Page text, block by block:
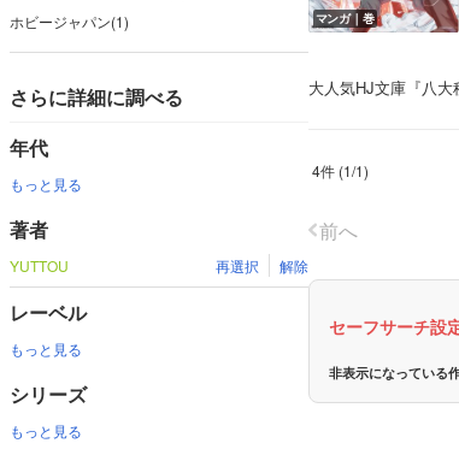
ホビージャパン(1)
さらに詳細に調べる
年代
もっと見る
著者
YUTTOU 再選択 解除
レーベル
もっと見る
シリーズ
もっと見る
マンガ｜巻
大人気HJ文庫『八
4件 (1/1)
前へ
セーフサーチ設
非表示になっている